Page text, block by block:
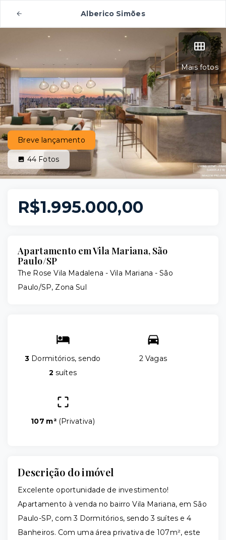
Alberico Simões
Mais fotos
Breve lançamento
44 Fotos
R$1.995.000,00
Apartamento em Vila Mariana, São
Paulo/SP
The Rose Vila Madalena - Vila Mariana - São
Paulo/SP, Zona Sul
3 Dormitórios, sendo
2 suítes
2 Vagas
107 m² (Privativa)
Descrição do imóvel
Excelente oportunidade de investimento!
Apartamento à venda no bairro Vila Mariana, em São
Paulo-SP, com 3 Dormitórios, sendo 3 suítes e 4
Banheiros. Com uma área privativa de 107m², este